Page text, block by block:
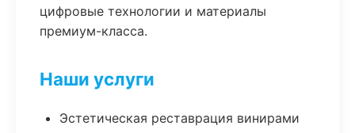
цифровые технологии и материалы
премиум-класса.
Наши услуги
Эстетическая реставрация винирами